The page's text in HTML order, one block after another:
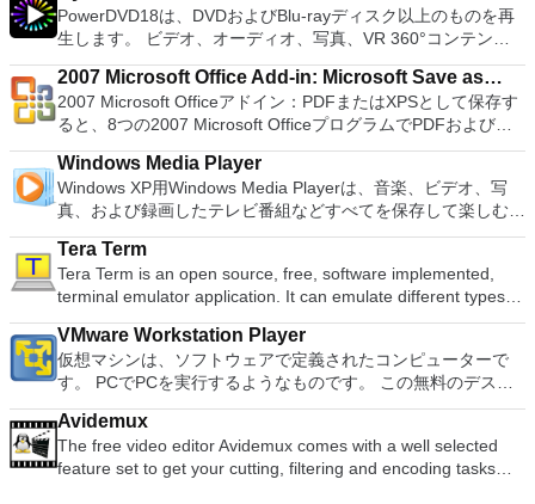
以降）、Windows Server 2003 R2、Windows Vista、
Windows 7、Windows 8。 *このリストは完全ではありませ
ア語、マレーシア語、セシュティナ、ダンスク、ドイツ語、英
語、スペイン語、フランス語、フルバツキー、イタリア語、ラ
トヴィエシュ、リエトゥビウ、マジャール、オランダ、ノルス
ク、ポルスキ、ポルトガル、ポルトガル、スロヴェンスキー、
スロベンツキー、スロヴェンスキーSrpski、Suomi、
Svenska、Türkçe。
す。 主な機能は次のとおりです。 Savestates：ボタンを1つ
押すだけで、ゲームの現在の「状態」を保存できます。 無制
限のメモリーカード：好きなだけメモリーカードを保存でき、
8MBから64MBまでの単一の物理カードに制限されなくなりま
した。 高解像度グラフィックス：PCSX2を使用すると、
1080pまたは4K HDでゲームをプレイできます。 全体とし
ゲームを高い精度でエミュレートでき、Windowsとエミュレ
ーターを切り替えることができます。欠点は、高速ゲームに苦
労し、時々フリーズまたはクラッシュすることです。* PCSX2
を使用するには、コンソールから抽出できるPlaystation 2
BIOSが必要です。
with many innovative features, such as the paragraph
adjustment tool and multiple tabbed feature. It also has a PDF
converter, spell check and word count feature. WPS Office
2016 Personal Edition supports switching language UI,File
Roaming and Docer online templates. Key features include:
Writer Efficient word processor. Presentation Multimedia
presentations creator. Spreadsheets Powerful tool for data
processing and analysis. 100% compatible with MS Office
document file types (.docx, .pptx, .xlsx, etc.). Thousands of
support (iOS and Android). WPS Cloud Storage included.
Although it is a free suite, WPS Office 2016 Free comes with
many innovative features, including a useful a paragraph
adjustment tool int he Writer program. It has an Office to PDF
converter, automatic spell checking and word count features.
It also has some neat tools such as the Watermark in
document, and converting PowerPoint to Word document
support. Overall, WPS Office 2016 Free is a good alternative
to Microsoft's offering. The Writer program is a versatile word
processor; the Presentation program is an easy to use and
effective slide show maker that helps you to create impressive
ンピューターの前に直接座っているかのようにマウスとキーボ
ードを制御したりできます。 VNC Viewerは、インストールと
使用が簡単です。制御したいデバイスでインストーラーを実行
し、指示に従ってください。オプションで、Windowsでのリ
モート展開に使用可能なMSIがあります。デスクトッププラッ
トフォームにVNC Viewerをインストールする権限がない場合
は、スタンドアロンオプションを選択する必要があります。
主な機能は次のとおりです。 クラウドサービスを介してVNC
Connectを実行しているコンピューターに接続します。 Apple
Screen Sharing（ARD）などのサードパーティ製のVNC互換
ソフトウェアを実行しているコンピューターに直接接続しま
す。 各デバイスでVNC Viewerにサインインして、すべてのデ
バイス間の接続をバックアップおよび同期します。 仮想キー
の高度なキーが含まれています。 Bluetoothキーボードのサポ
ート。 VNC Connectサブスクリプションには、無料、有料、
試用の3つのバージョンがあります。 制御する必要のあるマシ
ンごとに、RealVNCのWebサイトにアクセスして、各コンピ
ューターにVNC Connectをダウンロードするだけです。次
に、RealVNCアカウントの資格情報を使用して、ローカルマ
シンでVNC Viewerにサインインします。そこから、コンピュ
PowerDVD18は、DVDおよびBlu-rayディスク以上のものを再
生します。 ビデオ、オーディオ、写真、VR 360°コンテン
ツ、さらにはYouTubeやVimeoにとっても、PowerDVD18は重
要なエンターテイメントの仲間です。 Ultra HD HDR TVとサ
ラウンドサウンドシステムの可能性を解き放ち、360°ビデオ
の増え続けるコレクションへのアクセスで仮想世界に没頭する
か、PCまたはラップトップでの比類のない再生サポートと独
自の強化により、どこにいても簡単にリラックスできます。
新機能は次のとおりです。 4K DHR向けに最適化 Ultra HD
Blu-ray、4K、HEVC / H.265およびHDR10コンテンツをサポー
ト全画面モードで21：9モニターで2.35：1の映画を見る常時
オンのミニビューでYouTubeライブを見る YouTubeおよび
Vimeoで4K HDRおよび360ビデオを再生 VRエクスペリエンス
の向上：Microsoft Mixed Realityヘッドセット、HTC、VIVE、
およびOculus Riftをサポート Fire TVとキャストのサポート
注：これは商用トライアルです。
2007 Microsoft Office Add-in: Microsoft Save as
PDF or XPS
2007 Microsoft Officeアドイン：PDFまたはXPSとして保存す
ると、8つの2007 Microsoft OfficeプログラムでPDFおよび
XPS形式にエクスポートして保存できます。このツールを使用
すると、これらのプログラムのサブセットでPDF形式および
XPS形式の電子メール添付ファイルとして送信することもでき
ます（特定の機能はプログラムによって異なります）。 この
ダウンロードは、次のOfficeプログラムで動作します。
Microsoft Office Access 2007。 Microsoft Office Excel 2007。
Microsoft Office InfoPath 2007。 Microsoft Office OneNote
2007。 Microsoft Office PowerPoint 2007。 Microsoft Office
Publisher 2007。 Microsoft Office Visio 2007。 Microsoft
Office Word 2007。 2007 Microsoft Officeプログラムのこの
Microsoft Save as PDFまたはXPSアドインは、2007 Microsoft
Office systemソフトウェアの補足条項であり、2007 Microsoft
Office systemソフトウェアのライセンス条項の対象となりま
す。 システム要件：サポートされているオペレーティングシ
ステム。 Windows Server 2003、Windows Vista、Windows
Windows Media Player
Windows XP用Windows Media Playerは、音楽、ビデオ、写
真、および録画したテレビ番組などすべてを保存して楽しむ最
適な機能を搭載しています。 再生、表示、外出先で楽しむた
めのポータブル デバイスとの同期、さらには家中のデバイス
との共有も、すべて1か所で行えます。 シンプルなデザイン -
まったく新しい外観でデジタル エンターテイメントを楽しめ
ます。 大好きな音楽をより多く - デジタル音楽体験がさらに
楽しくなります。 エンターテイメントをすべて1つの場所に -
音楽、ビデオ、写真、録画したテレビ番組をすべて保存して楽
しめます。 どこでも楽しめる - どこにいても音楽、ビデオ、
写真にアクセスできます。
Tera Term
Tera Term is an open source, free, software implemented,
terminal emulator application. It can emulate different types of
computer terminals, from DEC VT100 to DEC VT382, and it
supports telnet, SSH 1 & 2 and serial port connections. It also
has a built-in macro scripting language and some other useful
plugins. Key features include: Automatically creates logs with
unique log names. Supports SSH, standard telnet and serial
ports. Supports dec/digital/vt terminal standards. Tera Term is
a useful application, which allows the connection to any
remote Telnet or SSH hosts. It sports a clean and crisp layout
VMware Workstation Player
仮想マシンは、ソフトウェアで定義されたコンピューターで
す。 PCでPCを実行するようなものです。 この無料のデスク
トップ仮想化ソフトウェアアプリケーションにより、VMware
Workstation、VMware Fusion、VMware Server、または
VMware ESXで作成された仮想マシンを簡単に操作できます。
主な機能は次のとおりです。 1台のPCで複数のオペレーティ
Avidemux
The free video editor Avidemux comes with a well selected
feature set to get your cutting, filtering and encoding tasks